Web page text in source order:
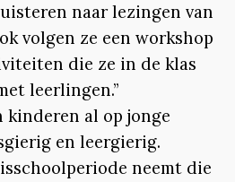
naar lezingen van
volgen ze een workshop
die ze in de klas
leerlingen.”
kinderen al op jonge
en leergierig.
neemt die